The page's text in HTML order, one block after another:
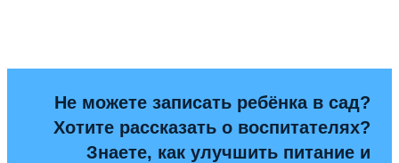
Не можете записать ребёнка в сад?
Хотите рассказать о воспитателях?
Знаете, как улучшить питание и